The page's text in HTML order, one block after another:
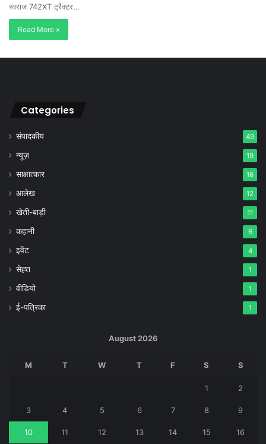
स्वराज 742XT ट्रैक्टर…
Read More »
Categories
संपादकीय 49
न्यूज़ 19
साक्षात्कार 16
आलेख 12
खेती-बाड़ी 11
कहानी 6
इवेंट 4
सेह्त 1
वीडियो 1
ई-पत्रिका 1
August 2026
M T W T F S S
1 2
3 4 5 6 7 8 9
10 11 12 13 14 15 16